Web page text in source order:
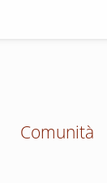
Comunità